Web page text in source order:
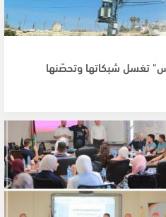
تغسل شبكاتها وتحصّنها